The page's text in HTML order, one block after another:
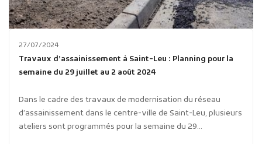
27/07/2024
Travaux d’assainissement à Saint-Leu : Planning pour la
semaine du 29 juillet au 2 août 2024
Dans le cadre des travaux de modernisation du réseau
d’assainissement dans le centre-ville de Saint-Leu, plusieurs
ateliers sont programmés pour la semaine du 29...